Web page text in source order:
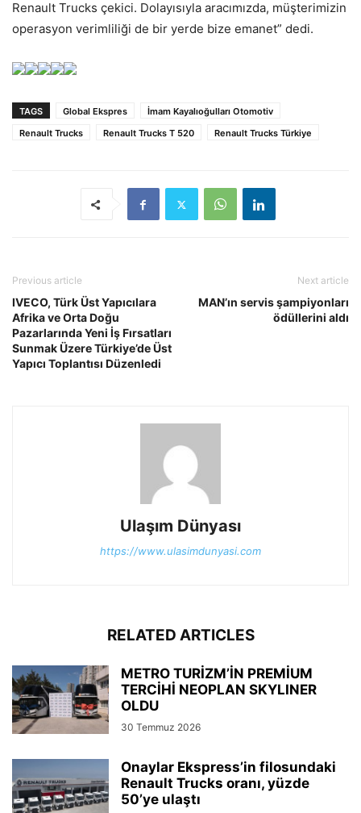
Renault Trucks çekici. Dolayısıyla aracımızda, müşterimizin
operasyon verimliliği de bir yerde bize emanet” dedi.
TAGS Global Ekspres
İmam Kayalıoğulları Otomotiv
Renault Trucks
Renault Trucks T 520 Renault Trucks Türkiye
Previous article
IVECO, Türk Üst Yapıcılara
Afrika ve Orta Doğu
Pazarlarında Yeni İş Fırsatları
Sunmak Üzere Türkiye’de Üst
Yapıcı Toplantısı Düzenledi
Next article
MAN’ın servis şampiyonları
ödüllerini aldı
Ulaşım Dünyası
https://www.ulasimdunyasi.com
RELATED ARTICLES
METRO TURİZM’İN PREMİUM
TERCİHİ NEOPLAN SKYLINER
OLDU
30 Temmuz 2026
Onaylar Ekspress’in filosundaki
Renault Trucks oranı, yüzde
50’ye ulaştı